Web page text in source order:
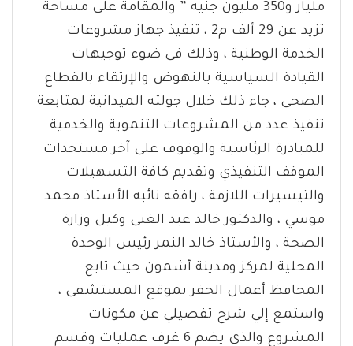
مليار و350 مليون جنيه ” والمقامة على مساحة
تزيد عن 29 ألف م2 ، تنفيذ جهاز مشروعات
الخدمة الوطنية ، وذلك فى ضوء توجيهات
القيادة السياسية بالنهوض والإرتقاء بالقطاع
الصحى ، جاء ذلك خلال جولته الميدانية لمتابعة
تنفيذ عدد من المشروعات التنموية والخدمية
للمبادرة الرئاسية والوقوف على آخر مستجدات
الموقف التنفيذي وتقديم كافة التسهيلات
والتيسيرات اللازمة ، رافقه نائبه الأستاذ محمد
موسي ، والدكتور خالد عبد الغنى وكيل وزارة
الصحة ، والأستاذ خالد النمر رئيس الوحدة
المحلية لمركز ومدينة أشمون.حيث تابع
المحافظ أعمال الحفر بموقع المستشفى ،
واستمع إلي شرح تفصيلي عن مكونات
المشروع والذى يضم 6 غرف عمليات وقسم